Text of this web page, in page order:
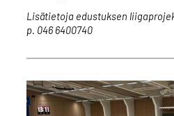
Lisätietoja edustuksen
p. 046 6400740